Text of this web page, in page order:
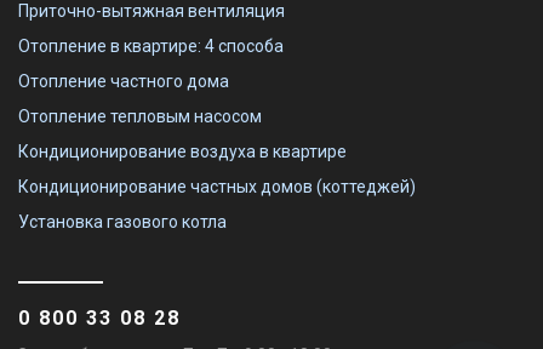
Приточно-вытяжная вентиляция
Отопление в квартире: 4 способа
Отопление частного дома
Отопление тепловым насосом
Кондиционирование воздуха в квартире
Кондиционирование частных домов (коттеджей)
Установка газового котла
0 800 33 08 28